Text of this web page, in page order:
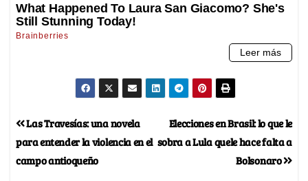
Elecciones en Brasil: lo que le
sobra a Lula quele hace falta a
Bolsonaro
Las Travesías: una novela
para entender la violencia en el
campo antioqueño